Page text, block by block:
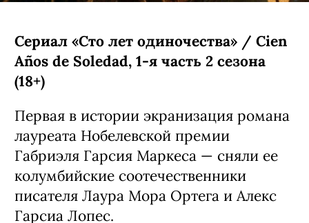
Сериал «Сто лет одиночества» / Cien
Años de Soledad, 1-я часть 2 сезона
(18+)
Первая в истории экранизация романа
лауреата Нобелевской премии
Габриэля Гарсия Маркеса — сняли ее
колумбийские соотечественники
писателя Лаура Мора Ортега и Алекс
Гарсиа Лопес.